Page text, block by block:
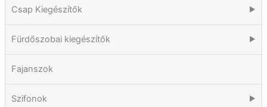
Csap Kiegészítők ▶
Fürdőszobai kiegészítők ▶
Fajanszok
Szifonok ▶